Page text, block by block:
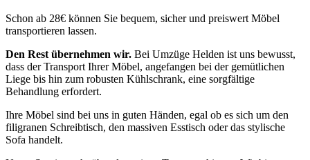
Schon ab 28€ können Sie bequem, sicher und preiswert Möbel
transportieren lassen.
Den Rest übernehmen wir. Bei Umzüge Helden ist uns bewusst,
dass der Transport Ihrer Möbel, angefangen bei der gemütlichen
Liege bis hin zum robusten Kühlschrank, eine sorgfältige
Behandlung erfordert.
Ihre Möbel sind bei uns in guten Händen, egal ob es sich um den
filigranen Schreibtisch, den massiven Esstisch oder das stylische
Sofa handelt.